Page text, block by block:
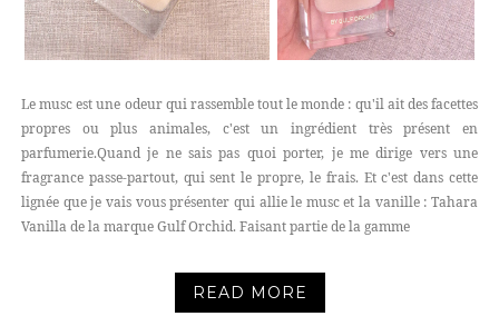
Le musc est une odeur qui rassemble tout le monde : qu'il ait des facettes
propres ou plus animales, c'est un ingrédient très présent en
parfumerie.Quand je ne sais pas quoi porter, je me dirige vers une
fragrance passe-partout, qui sent le propre, le frais. Et c'est dans cette
lignée que je vais vous présenter qui allie le musc et la vanille : Tahara
Vanilla de la marque Gulf Orchid. Faisant partie de la gamme
READ MORE